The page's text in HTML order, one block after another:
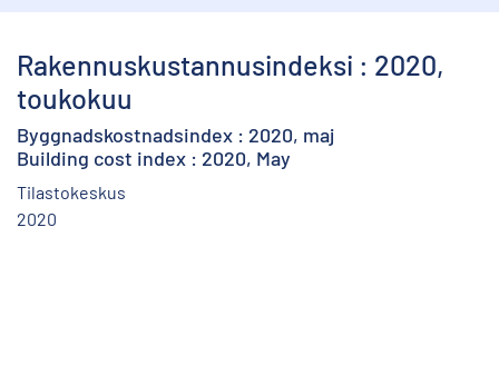
Rakennuskustannusindeksi : 2020,
toukokuu
Byggnadskostnadsindex : 2020, maj
Building cost index : 2020, May
Tilastokeskus
2020